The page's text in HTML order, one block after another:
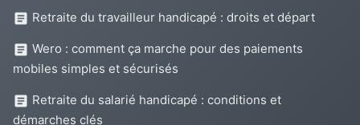
Retraite du travailleur handicapé : droits et départ
Wero : comment ça marche pour des paiements
mobiles simples et sécurisés
Retraite du salarié handicapé : conditions et
démarches clés